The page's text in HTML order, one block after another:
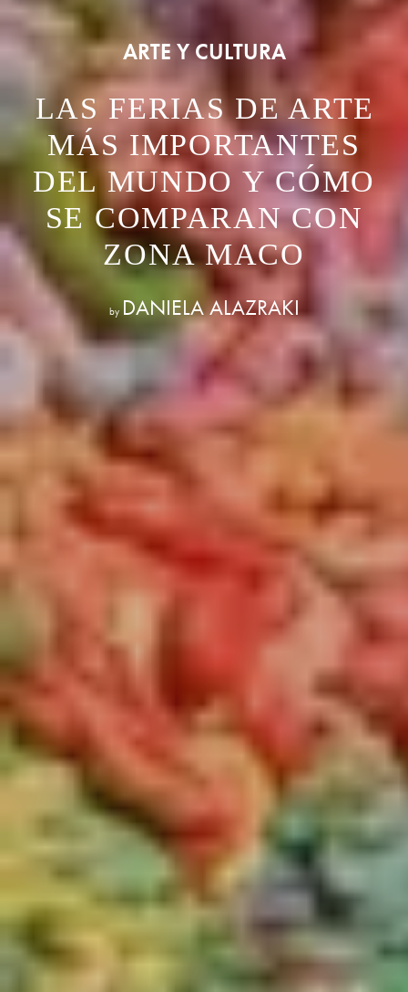
ARTE Y CULTURA
⁠LAS FERIAS DE ARTE
MÁS IMPORTANTES
DEL MUNDO Y CÓMO
SE COMPARAN CON
ZONA MACO
by DANIELA ALAZRAKI